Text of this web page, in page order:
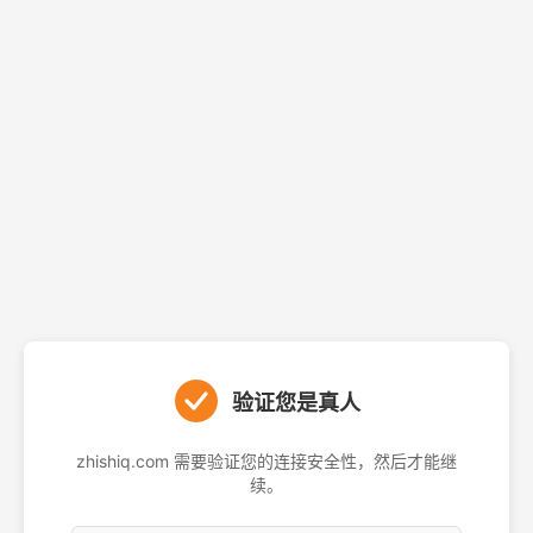
验证您是真人
zhishiq.com 需要验证您的连接安全性，然后才能继
续。